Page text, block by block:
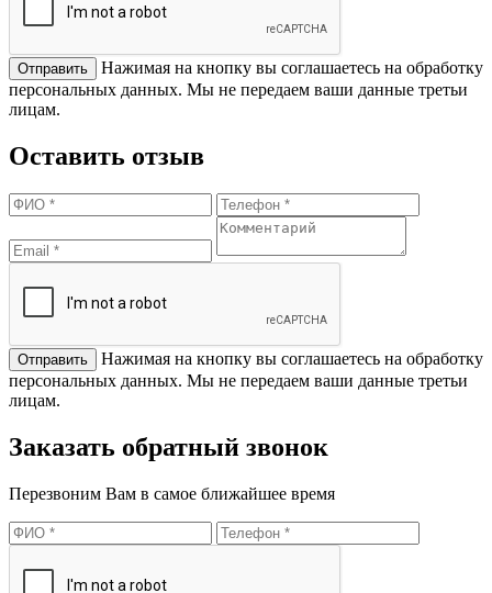
Нажимая на кнопку вы соглашаетесь на обработку
персональных данных. Мы не передаем ваши данные третьи
лицам.
Оставить отзыв
Нажимая на кнопку вы соглашаетесь на обработку
персональных данных. Мы не передаем ваши данные третьи
лицам.
Заказать обратный звонок
Перезвоним Вам в самое ближайшее время